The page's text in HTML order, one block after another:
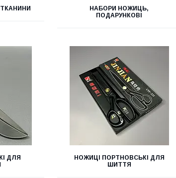
НАБОРИ НОЖИЦЬ,
ПОДАРУНКОВІ
ДЛЯ
НОЖИЦІ ПОРТНОВСЬКІ ДЛЯ
ШИТТЯ